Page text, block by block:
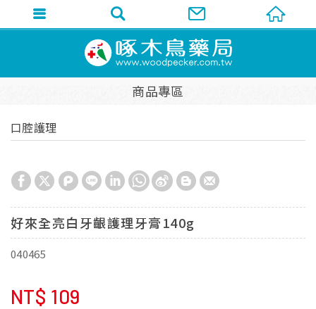
商品專區
口腔護理
好來全亮白牙齦護理牙膏140g
040465
NT$ 109